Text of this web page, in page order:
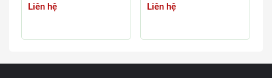
XYANUA) YDL-6
Liên hệ Liên hệ